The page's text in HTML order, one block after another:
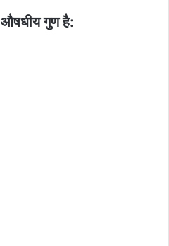
औषधीय गुण है: